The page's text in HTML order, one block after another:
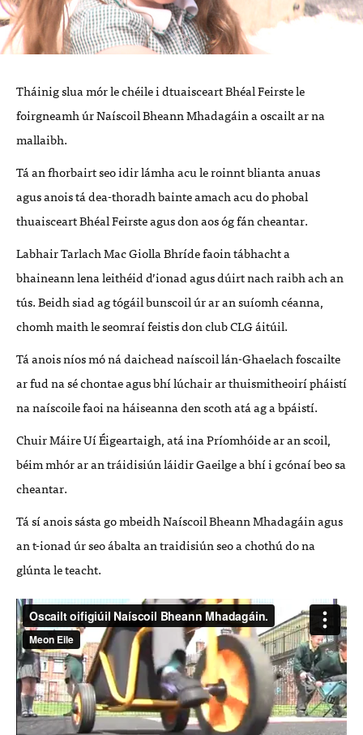
Tháinig slua mór le chéile i dtuaisceart Bhéal Feirste le
foirgneamh úr Naíscoil Bheann Mhadagáin a oscailt ar na
mallaibh.
Tá an fhorbairt seo idir lámha acu le roinnt blianta anuas
agus anois tá dea-thoradh bainte amach acu do phobal
thuaisceart Bhéal Feirste agus don aos óg fán cheantar.
Labhair Tarlach Mac Giolla Bhríde faoin tábhacht a
bhaineann lena leithéid d’ionad agus dúirt nach raibh ach an
tús. Beidh siad ag tógáil bunscoil úr ar an suíomh céanna,
chomh maith le seomraí feistis don clubCLGáitúil.
Tá anois níos mó ná daichead naíscoil lán-Ghaelach foscailte
ar fud na sé chontae agus bhí lúchair ar thuismitheoirí pháistí
na naíscoile faoi na háiseanna den scoth atá ag a bpáistí.
Chuir Máire Uí Éigeartaigh, atá ina Príomhóide ar an scoil,
béim mhór ar an tráidisiún láidir Gaeilge a bhí i gcónaí beo sa
cheantar.
Tá sí anois sásta go mbeidh Naíscoil Bheann Mhadagáin agus
an t-ionad úr seo ábalta an traidisiún seo a chothú do na
glúnta le teacht.